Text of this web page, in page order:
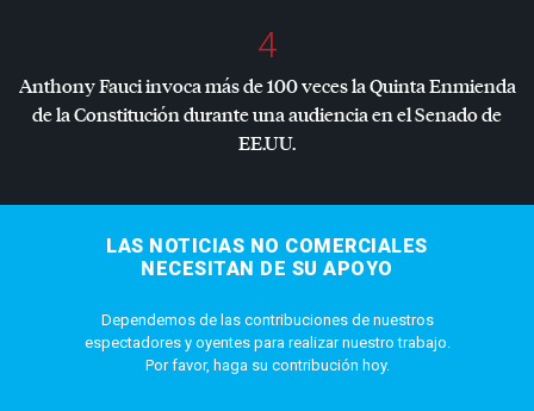
4
Anthony Fauci invoca más de 100 veces la Quinta Enmienda
de la Constitución durante una audiencia en el Senado de
EE.UU.
LAS NOTICIAS NO COMERCIALES
NECESITAN DE SU APOYO
Dependemos de las contribuciones de nuestros
espectadores y oyentes para realizar nuestro trabajo.
Por favor, haga su contribución hoy.